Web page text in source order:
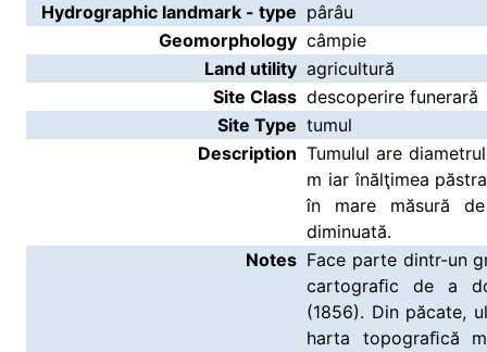
Hydrographic landmark - type pârâu
Geomorphology câmpie
Land utility agricultură
Site Class descoperire funerară
Site Type tumul
Description Tumulul are
m iar înălţimea
în mare măsură
diminuată.
Notes Face parte dintr-un
cartograﬁc de a
(1856). Din păcate,
harta topograﬁcă